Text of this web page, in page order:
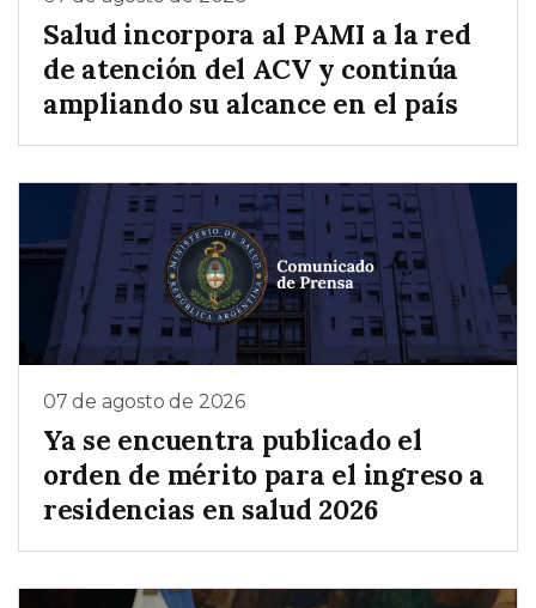
Salud incorpora al PAMI a la red
de atención del ACV y continúa
ampliando su alcance en el país
07 de agosto de 2026
Ya se encuentra publicado el
orden de mérito para el ingreso a
residencias en salud 2026